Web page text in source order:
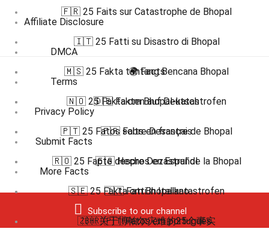
Affiliate Disclosure
DMCA
Terms
Privacy Policy
Submit Facts
More Facts
Subscribe to our channel
🇫🇷 25 Faits sur Catastrophe de Bhopal
🇮🇹 25 Fatti su Disastro di Bhopal
🇲🇸 25 Fakta tentang Bencana Bhopal
🇳🇴 25 Fakta om Bhopal-katastrofen
🇵🇹 25 Fatos sobre Desastre de Bhopal
🇷🇴 25 Fapte despre Dezastrul de la Bhopal
🇸🇪 25 Fakta om Bhopalkatastrofen
🇿🇭 关于博帕尔灾难的25个事实
🌍 Facts
🇩🇪 Fakten auf Deutsch
🇫🇷 Faits en français
🇪🇸 Hechos en Español
🇮🇹 Fatti in Italiano
🇧🇷 🇵🇹 Fatos em português